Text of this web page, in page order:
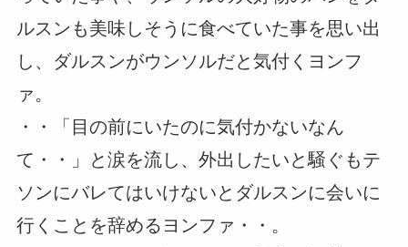
ルスンも美味しそうに食べていた事を思い出
し、ダルスンがウンソルだと気付くヨンフ
ァ。
・・「目の前にいたのに気付かないなん
て・・」と涙を流し、外出したいと騒ぐもテ
ソンにバレてはいけないとダルスンに会いに
行くことを辞めるヨンファ・・。